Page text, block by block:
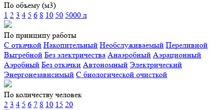
По объему (м3)
1 2 3 4 5 6 8 10 50 5000 л
По принципу работы
С откачкой Накопительный Необслуживаемый Переливной
Выгребной Без электричества Анаэробный Аэрационный
Аэробный Без откачки Автономный Электрический
Энергонезависимый С биологической очисткой
По количеству человек
2 3 4 5 6 7 8 10 15 20